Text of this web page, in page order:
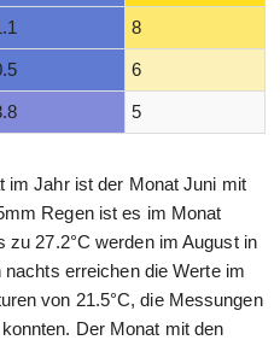
8
6
5
im Jahr ist der Monat Juni mit
Regen ist es im Monat
27.2°C werden im August in
erreichen die Werte im
von 21.5°C, die Messungen
Der Monat mit den